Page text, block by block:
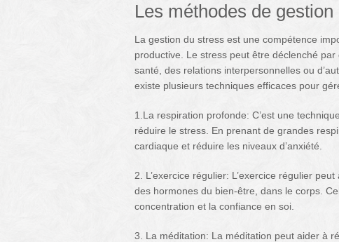
Les méthodes de
La gestion du stress est une compétence
productive. Le stress peut être déclenché
santé, des relations interpersonnelles ou
existe plusieurs techniques efficaces pour
1.La respiration profonde: C’est une
réduire le stress. En prenant de grandes
cardiaque et réduire les niveaux d’anxiété.
2. L’exercice régulier: L’exercice régulier
des hormones du bien-être, dans le corps.
concentration et la confiance en soi.
3. La méditation: La méditation peut aider à